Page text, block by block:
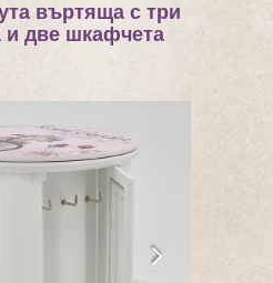
въртяща с три
и две шкафчета